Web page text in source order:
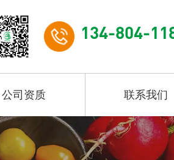
134-804-
公司资质 联系我们